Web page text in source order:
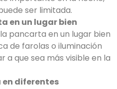
ser limitada.
en un lugar bien
pancarta en un lugar bien
de farolas o iluminación
a que sea más visible en la
en diferentes